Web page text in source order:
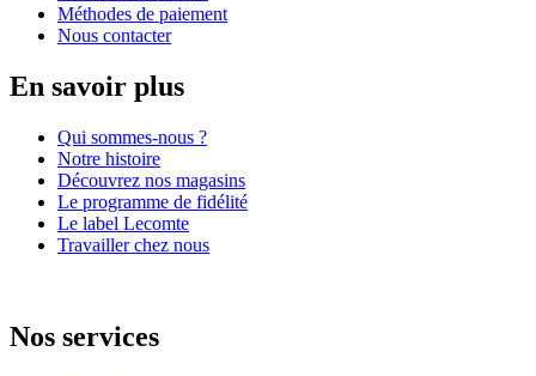
Méthodes de paiement
Nous contacter
En savoir plus
Qui sommes-nous ?
Notre histoire
Découvrez nos magasins
Le programme de fidélité
Le label Lecomte
Travailler chez nous
Nos services